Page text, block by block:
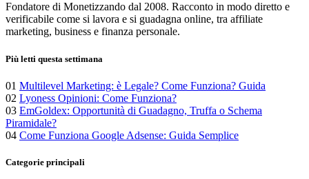
Fondatore di Monetizzando dal 2008. Racconto in modo diretto e
verificabile come si lavora e si guadagna online, tra affiliate
marketing, business e finanza personale.
Più letti questa settimana
01 Multilevel Marketing: è Legale? Come Funziona? Guida
02 Lyoness Opinioni: Come Funziona?
03 EmGoldex: Opportunità di Guadagno, Truffa o Schema
Piramidale?
04 Come Funziona Google Adsense: Guida Semplice
Categorie principali